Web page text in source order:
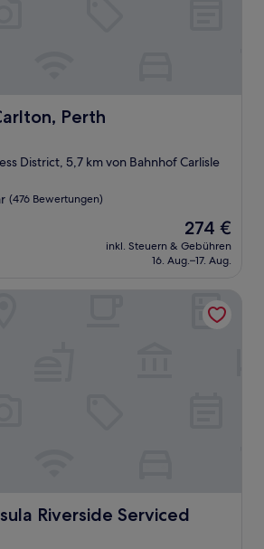
Perth
Perth
District, 5,7 km von Bahnhof Carlisle
(476 Bewertungen)
Der
Preis
beträgt
274 €
inkl. Steuern & Gebühren
16. Aug.–17. Aug.
Riverside Serviced
Serviced Apartments